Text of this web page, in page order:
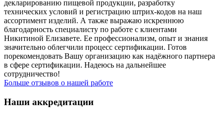
декларированию пищевой продукции, разработку
технических условий и регистрацию штрих-кодов на наш
ассортимент изделий. А также выражаю искреннюю
благодарность специалисту по работе с клиентами
Никитиной Елизавете. Ее профессионализм, опыт и знания
значительно облегчили процесс сертификации. Готов
порекомендовать Вашу организацию как надёжного партнера
в сфере сертификации. Надеюсь на дальнейшее
сотрудничество!
Больше отзывов о нашей работе
Наши аккредитации